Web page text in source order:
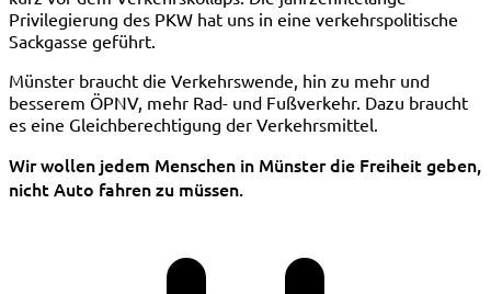
Privilegierung des PKW hat uns in eine verkehrspolitische
Sackgasse geführt.
Münster braucht die Verkehrswende, hin zu mehr und
besserem ÖPNV, mehr Rad- und Fußverkehr. Dazu braucht
es eine Gleichberechtigung der Verkehrsmittel.
Wir wollen jedem Menschen in Münster die Freiheit geben,
nicht Auto fahren zu müssen.